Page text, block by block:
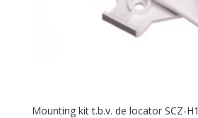
Mounting kit t.b.v. de locator SCZ-H1